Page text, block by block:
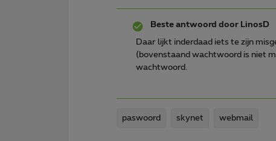
Beste antwoord door LinosD
Daar lijkt inderdaad iets te zijn
(bovenstaand wachtwoord is niet
wachtwoord.
paswoord skynet webmail